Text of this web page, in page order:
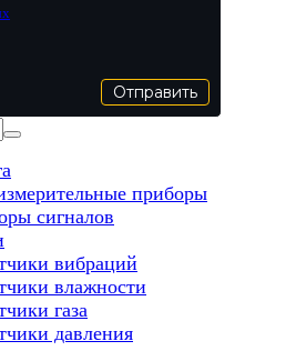
Отправить
приборы
сигналов
вибраций
влажности
газа
давления